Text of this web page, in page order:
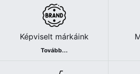
Képviselt márkáink
Tovább...